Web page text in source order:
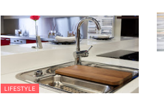
LIFESTYLE